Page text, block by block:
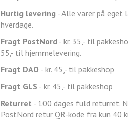
Hurtig levering - Alle varer på eget
hverdage.
Fragt PostNord- kr. 35,- til
55,- til hjemmelevering.
Fragt DAO - kr. 45,- til pakkeshop
Fragt GLS - kr. 45,- til pakkeshop
Returret - 100 dages fuld returret.
PostNord retur QR-kode fra kun 40